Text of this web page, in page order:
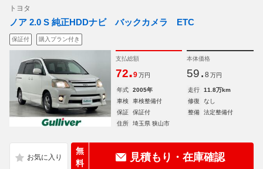
トヨタ
ノア 2.0 S 純正HDDナビ バックカメラ ETC
保証付 購入プラン付き
支払総額
72.9 万円
本体価格
59. 8 万円
年式 2005年 走行
11.8万km
車検
車検整備付 修復
なし
保証
保証付 整備
法定整備付
住所
埼玉県 狭山市
無
料
見積もり・在庫確認